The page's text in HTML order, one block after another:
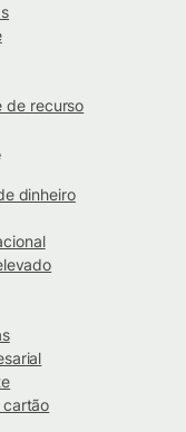
de recurso
dinheiro
cartão